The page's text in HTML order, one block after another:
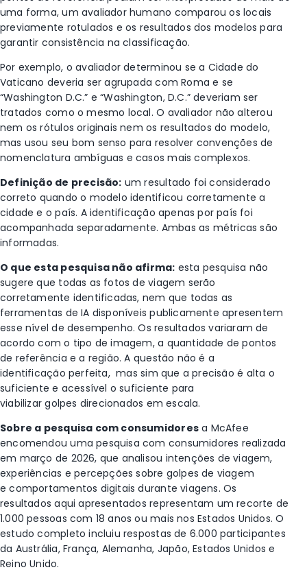
uma forma, um avaliador humano comparou os locais
previamente rotulados e os resultados dos modelos para
garantir consistência na classificação.
Por exemplo, o avaliador determinou se a Cidade do
Vaticano deveria ser agrupada com Roma e se
“Washington D.C.” e “Washington, D.C.” deveriam ser
tratados como o mesmo local. O avaliador não alterou
nem os rótulos originais nem os resultados do modelo,
mas usou seu bom senso para resolver convenções de
nomenclatura ambíguas e casos mais complexos.
Definição de precisão: um resultado foi considerado
correto quando o modelo identificou corretamente a
cidade e o país. A identificação apenas por país foi
acompanhada separadamente. Ambas as métricas são
informadas.
O que esta pesquisa não afirma: esta pesquisa não
sugere que todas as fotos de viagem serão
corretamente identificadas, nem que todas as
ferramentas de IA disponíveis publicamente apresentem
esse nível de desempenho. Os resultados variaram de
acordo com o tipo de imagem, a quantidade de pontos
de referência e a região. A questão não é a
identificação perfeita, mas sim que a precisão é alta o
suficiente e acessível o suficiente para
viabilizar golpes direcionados em escala.
Sobre a pesquisa com consumidoresa McAfee
encomendou uma pesquisa com consumidores realizada
em março de 2026, que analisou intenções de viagem,
experiências e percepções sobre golpes de viagem
e comportamentos digitais durante viagens. Os
resultados aqui apresentados representam um recorte de
1.000 pessoas com 18 anos ou mais nos Estados Unidos. O
estudo completo incluiu respostas de 6.000 participantes
da Austrália, França, Alemanha, Japão, Estados Unidos e
Reino Unido.